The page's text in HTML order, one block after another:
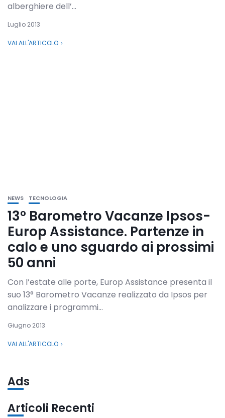
alberghiere dell’...
Luglio 2013
VAI ALL'ARTICOLO
NEWS TECNOLOGIA
13° Barometro Vacanze Ipsos-
Europ Assistance. Partenze in
calo e uno sguardo ai prossimi
50 anni
Con l’estate alle porte, Europ Assistance presenta il
suo 13° Barometro Vacanze realizzato da Ipsos per
analizzare i programmi...
Giugno 2013
VAI ALL'ARTICOLO
Ads
Articoli Recenti